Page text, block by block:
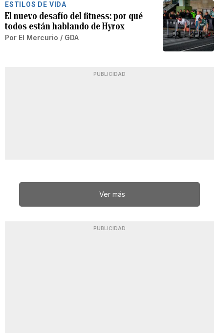
ESTILOS DE VIDA
El nuevo desafío del fitness: por qué
todos están hablando de Hyrox
Por El Mercurio / GDA
PUBLICIDAD
Ver más
PUBLICIDAD